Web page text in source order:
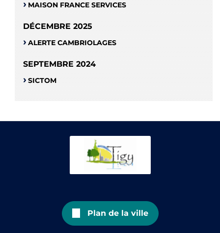
MAISON FRANCE SERVICES
DÉCEMBRE 2025
ALERTE CAMBRIOLAGES
SEPTEMBRE 2024
SICTOM
Plan de la ville